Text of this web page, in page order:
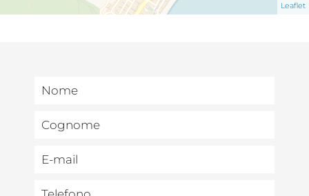
Leaflet